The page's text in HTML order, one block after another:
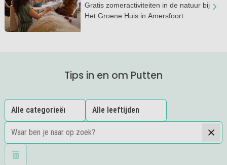
Gratis zomeractiviteiten in de natuur bij
Het Groene Huis in Amersfoort
Tips in en om Putten
Wis filters